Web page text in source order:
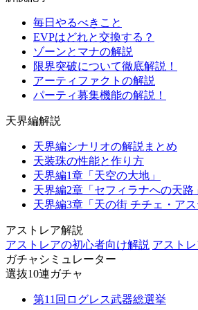
毎日やるべきこと
EVPはどれと交換する？
ゾーンとマナの解説
限界突破について徹底解説！
アーティファクトの解説
パーティ募集機能の解説！
天界編解説
天界編シナリオの解説まとめ
天装珠の性能と作り方
天界編1章「天空の大地」
天界編2章「セフィラナへの天路
天界編3章「天の街 チチェ・アス
アストレア解説
アストレアの初心者向け解説 アスト
ガチャシミュレーター
選抜10連ガチャ
第11回ログレス武器総選挙